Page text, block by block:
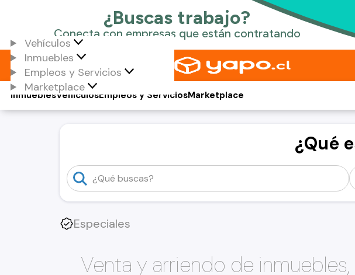
Vehículos
Inmuebles
Empleos y Servicios
Marketplace
Vehículos
Inmuebles Empleos y ServiciosMarketplace
¿Qué
Especiales
Venta y arriendo de